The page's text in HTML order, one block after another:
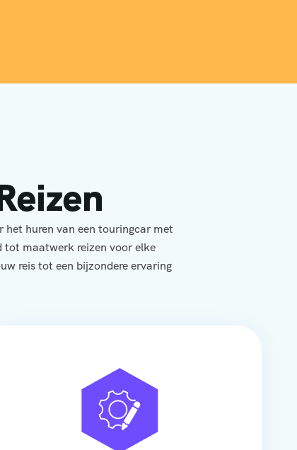
het huren van een touringcar met
tot maatwerk reizen voor elke
reis tot een bijzondere ervaring